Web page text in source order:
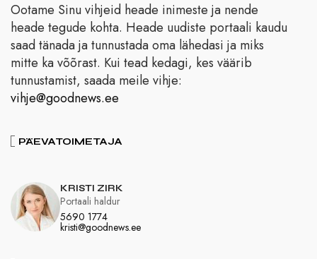
Ootame Sinu vihjeid heade inimeste ja nende
heade tegude kohta. Heade uudiste portaali kaudu
saad tänada ja tunnustada oma lähedasi ja miks
mitte ka võõrast. Kui tead kedagi, kes väärib
tunnustamist, saada meile vihje:
vihje@goodnews.ee
PÄEVATOIMETAJA
KRISTI ZIRK
5690 1774
kristi@goodnews.ee
Portaali haldur